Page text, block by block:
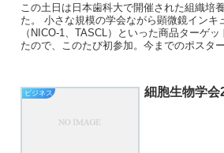
この土日は日本歯科大で開催された組織培
た。 小さな規模の学会ながら顕微鏡インキ
（NICO-1、TASCL）といった商品ターゲ
たので、このたび初参加。今までのポスタ
ビジネス 細胞生物学会